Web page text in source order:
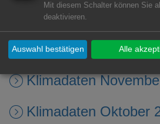
Klimadaten Januar
Klimadaten
Klimadaten
Klimadaten Oktober
Mit diesem Schalter können Sie
deaktivieren.
Auswahl bestätigen Alle